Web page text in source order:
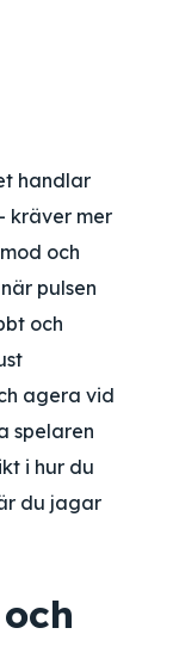
handlar
kräver mer
och
pulsen
och
agera vid
spelaren
i hur du
du jagar